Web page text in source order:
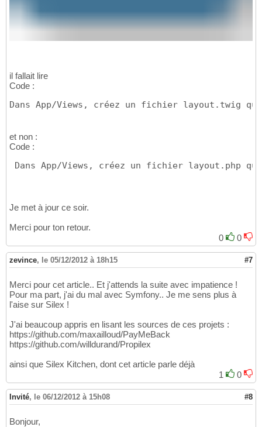
il fallait lire
Code :
Dans App/Views, créez un fichier layout.twig
et non :
Code :
Dans App/Views, créez un fichier layout.php
Je met à jour ce soir.
Merci pour ton retour.
0
0
zevince, le 05/12/2012 à 18h15 #7
Merci pour cet article.. Et j'attends la suite avec impatience !
Pour ma part, j'ai du mal avec Symfony.. Je me sens plus à
l'aise sur Silex !
J'ai beaucoup appris en lisant les sources de ces projets :
https://github.com/maxailloud/PayMeBack
https://github.com/willdurand/Propilex
ainsi que Silex Kitchen, dont cet article parle déjà
1
0
Invité, le 06/12/2012 à 15h08 #8
Bonjour,